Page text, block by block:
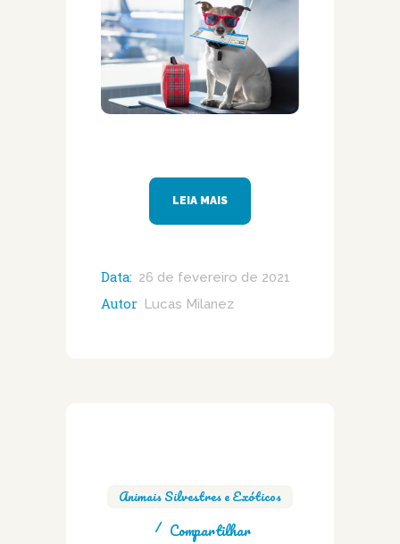
LEIA MAIS
Data: 26 de fevereiro de 2021
Autor Lucas Milanez
Animais Silvestres e Exóticos
Compartilhar